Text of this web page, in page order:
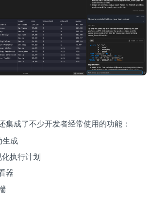
集成了不少开发者经常使用的功能：
生成
执行计划
器